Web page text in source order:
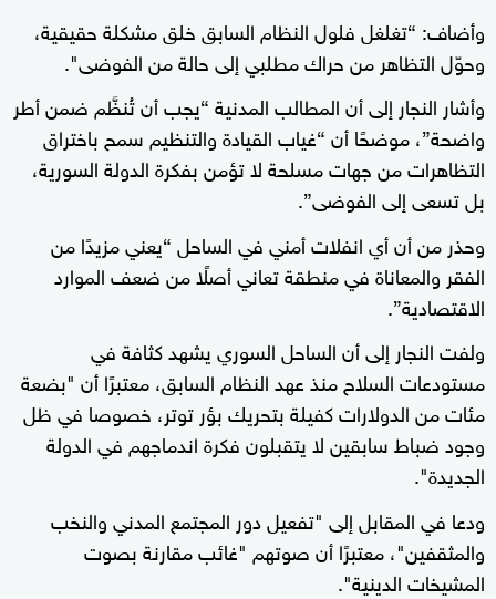
وأضاف: “تغلغل فلول النظام السابق خلق مشكلة حقيقية،
وحوّل التظاهر من حراك مطلبي إلى حالة من الفوضى".
وأشار النجار إلى أن المطالب المدنية “يجب أن تُنظَّم ضمن أطر
واضحة”، موضحًا أن “غياب القيادة والتنظيم سمح باختراق
التظاهرات من جهات مسلحة لا تؤمن بفكرة الدولة السورية،
بل تسعى إلى الفوضى”.
وحذر من أن أي انفلات أمني في الساحل “يعني مزيدًا من
الفقر والمعاناة في منطقة تعاني أصلًا من ضعف الموارد
الاقتصادية”.
ولفت النجار إلى أن الساحل السوري يشهد كثافة في
مستودعات السلاح منذ عهد النظام السابق، معتبرًا أن "بضعة
مئات من الدولارات كفيلة بتحريك بؤر توتر، خصوصا في ظل
وجود ضباط سابقين لا يتقبلون فكرة اندماجهم في الدولة
الجديدة".
ودعا في المقابل إلى "تفعيل دور المجتمع المدني والنخب
والمثقفين"، معتبرًا أن صوتهم "غائب مقارنة بصوت
المشيخات الدينية".